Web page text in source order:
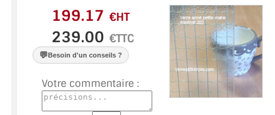
VERRE FEUILLETÉ
VERRE ANTI-REFLET
VERRE FEUILLETÉ/TREMPÉ
€HT
€TTC
💬Besoin d'un conseils ?
Votre commentaire :